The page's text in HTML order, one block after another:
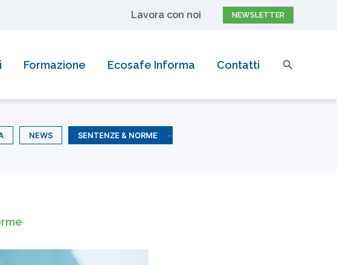
Lavora con noi NEWSLETTER
Formazione Ecosafe Informa Contatti Cerca
NEWS SENTENZE & NORME